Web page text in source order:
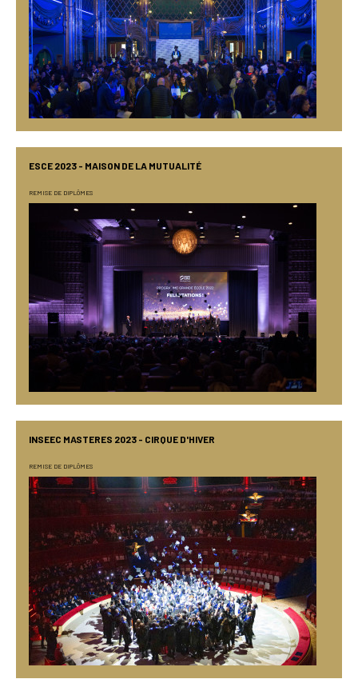
ESCE 2023 - MAISON DE LA MUTUALITÉ
REMISE DE DIPLÔMES
INSEEC MASTERES 2023 - CIRQUE D'HIVER
REMISE DE DIPLÔMES